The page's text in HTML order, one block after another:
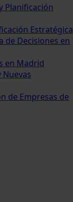
Planificación
Estratégica
de Decisiones en
en Madrid
de Empresas de